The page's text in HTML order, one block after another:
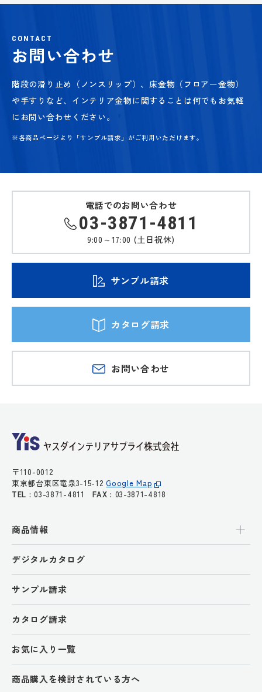
CONTACT
お問い合わせ
階段の滑り止め（ノンスリップ）、床金物（フロアー金物）
や手すりなど、 インテリア金物に関することは何でもお気軽
にお問い合わせください。
※各商品ページより「サンプル請求」がご利用いただけます。
電話でのお問い合わせ
03-3871-4811
9:00～17:00 (土日祝休)
サンプル請求
カタログ請求
お問い合わせ
〒110-0012
東京都台東区竜泉3-15-12Google Map
TEL : 03-3871-4811FAX : 03-3871-4818
商品情報
デジタルカタログ
サンプル請求
カタログ請求
お気に入り一覧
商品購入を検討されている方へ